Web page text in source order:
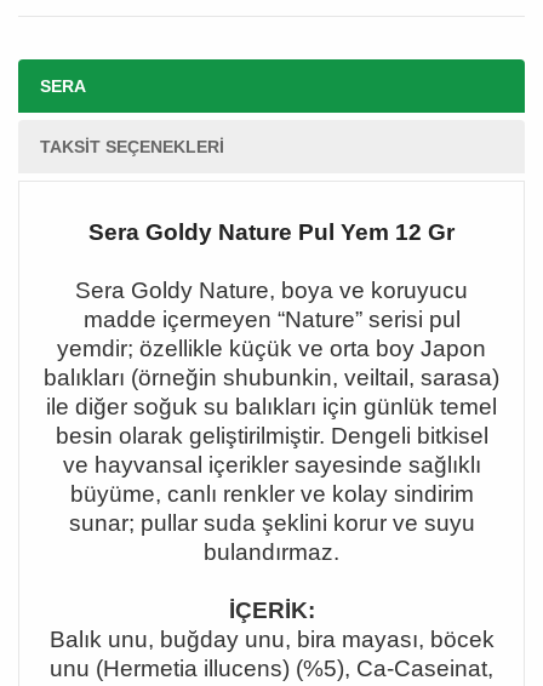
SERA
TAKSIT SEÇENEKLERI
Sera Goldy Nature Pul Yem 12 Gr
Sera Goldy Nature, boya ve koruyucu
madde içermeyen “Nature” serisi pul
yemdir; özellikle küçük ve orta boy Japon
bal ıkları (örneğin shubunkin, veiltail, sarasa)
ile diğer soğuk su balıkları için günlük temel
besin olarak geliştirilmiştir. Dengeli bitkisel
ve hayvansal içerikler sayesinde sağlıklı
büyüme, canlı renkler ve kolay sindirim
sunar; pullar suda şeklini korur ve suyu
bulandırmaz.
İÇERİK:
Balık unu, buğday unu, bira mayası, böcek
unu (Hermetia illucens) (%5), Ca-Caseinat,